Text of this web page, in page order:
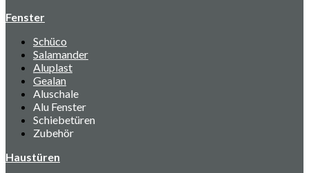
Fenster
Schüco
Salamander
Aluplast
Gealan
Aluschale
Alu Fenster
Schiebetüren
Zubehör
Haustüren